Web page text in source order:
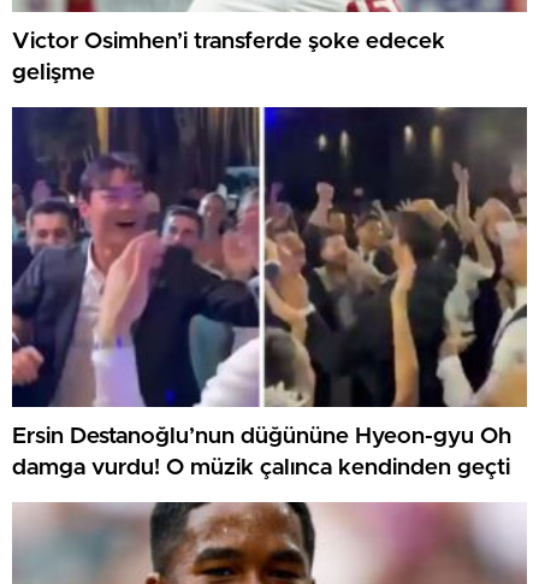
Victor Osimhen’i transferde şoke edecek
gelişme
Ersin Destanoğlu’nun düğününe Hyeon-gyu Oh
damga vurdu! O müzik çalınca kendinden geçti